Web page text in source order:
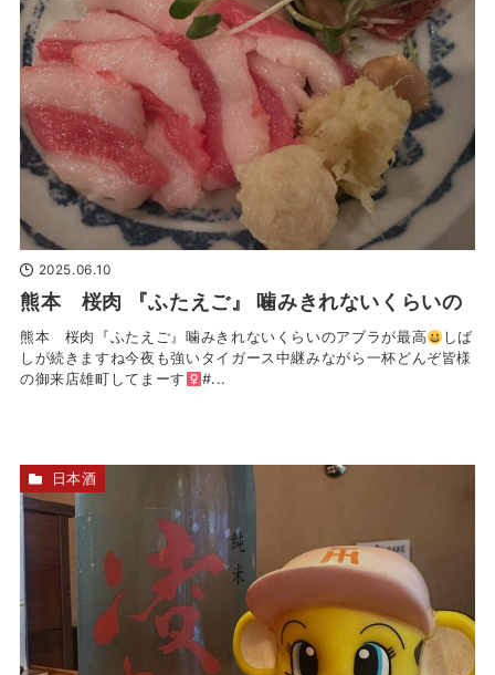
2025.06.10
熊本 桜肉 『ふたえご』 噛みきれないくらいの
熊本 桜肉『ふたえご』噛みきれないくらいのアブラが最高
しば
し が続きますね今夜も強いタイガース中継みながら一杯どんぞ皆様
の御来店雄町してまーす‍
#...
日本酒